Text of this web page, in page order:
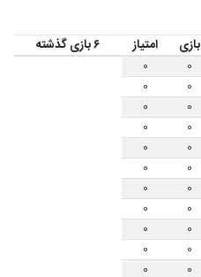
بازی امتیاز
۶ بازی گذشته
۰
۰
۰
۰
۰
۰
۰
۰
۰
۰
۰
۰
۰
۰
۰
۰
۰
۰
۰
۰
۰
۰